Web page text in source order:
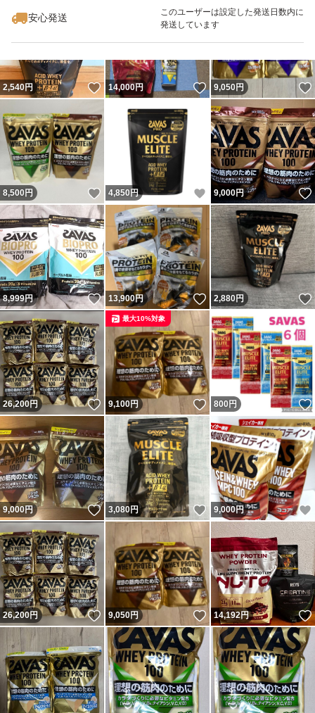
安心発送
このユーザーは設定した発送日数内に
発送しています
2,540円 いいね！
14,000円 いいね！
9,050円
8,500円 いいね！
4,850 円 いいね！
9,000円
8,999円 いいね！
13,900円 いいね！
2,880円
26,200円 いいね！
9,100円 いいね！
最大10%対象
800 円
9,000円 いいね！
3,080円 いいね！
9,000円
26,200円 いいね！
9,050円 いいね！
14,192円